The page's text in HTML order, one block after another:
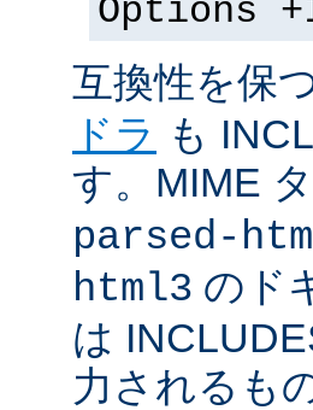
Options
互換性を保
ドラ も
す。MIME
parsed-
html3 のド
は
力されるも